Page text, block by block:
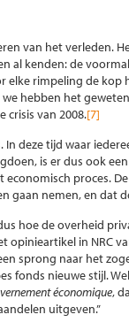
van het verleden.
al kenden: de
elke rimpeling de
hebben het
crisis van 2008.[7]
In deze tijd waar
is er dus ook
economisch proces.
gaan nemen, en dat
hoe de overheid
opinieartikel in NRC
sprong naar het
fonds nieuwe stijl.
économique,
uitgeven.”